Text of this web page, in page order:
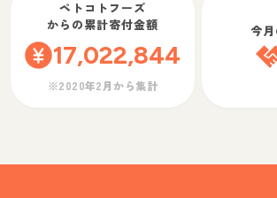
ペトコトフーズ
からの累計寄付金額
17,022,844
※2020年2月から集計
今